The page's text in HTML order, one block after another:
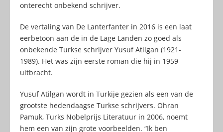
onterecht onbekend schrijver.
De vertaling van De Lanterfanter in 2016 is een laat
eerbetoon aan de in de Lage Landen zo goed als
onbekende Turkse schrijver Yusuf Atilgan (1921-
1989). Het was zijn eerste roman die hij in 1959
uitbracht.
Yusuf Atilgan wordt in Turkije gezien als een van de
grootste hedendaagse Turkse schrijvers. Ohran
Pamuk, Turks Nobelprijs Literatuur in 2006, noemt
hem een van zijn grote voorbeelden. “Ik ben